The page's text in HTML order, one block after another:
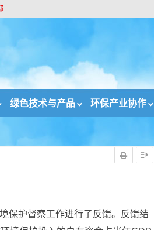
绿色技术与产品 环保产业协作
保护督察工作进行了反馈。反馈结